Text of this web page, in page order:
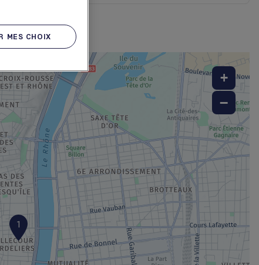
1
+
−
MES CHOIX